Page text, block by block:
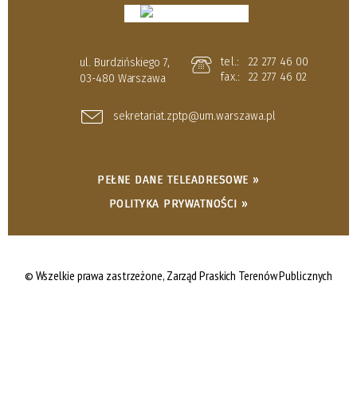
ul. Burdzińskiego 7,
03-480 Warszawa
tel.:
22 277 46 00
fax.:
22 277 46 02
sekretariat.zptp@um.warszawa.pl
PEŁNE DANE TELEADRESOWE »
POLITYKA PRYWATNOŚCI »
© Wszelkie prawa zastrzeżone, Zarząd Praskich Terenów Publicznych